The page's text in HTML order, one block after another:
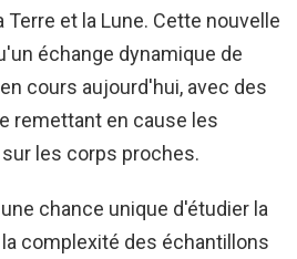
et la Lune. Cette nouvelle
échange dynamique de
cours aujourd'hui, avec des
remettant en cause les
les corps proches.
chance unique d'étudier la
complexité des échantillons